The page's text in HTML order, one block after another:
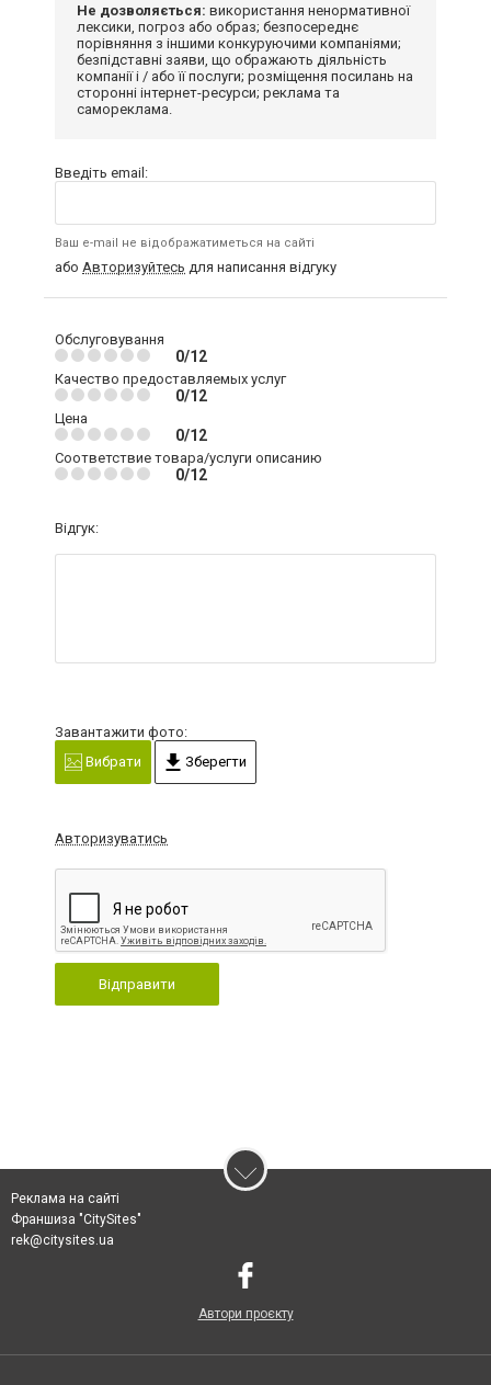
Не дозволяється: використання ненормативної
лексики, погроз або образ; безпосереднє
порівняння з іншими конкуруючими компаніями;
безпідставні заяви, що ображають діяльність
компанії і / або її послуги; розміщення посилань на
сторонні інтернет-ресурси; реклама та
самореклама.
Введіть email:
Ваш e-mail не відображатиметься на сайті
або Авторизуйтесь для написання відгуку
Обслуговування
0/12
Качество предоставляемых услуг
0/12
Цена
0/12
Соответствие товара/услуги описанию
0/12
Відгук:
Завантажити фото:
Вибрати
Зберегти
Авторизуватись
Відправити
Реклама на сайті
Франшиза "CitySites"
rek@citysites.ua
Автори проєкту